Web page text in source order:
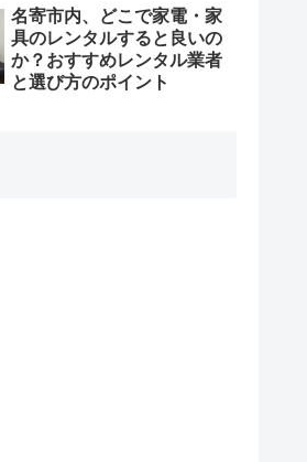
名寄市内、どこで家電・家
具のレンタルすると良いの
か？おすすめレンタル業者
と選び方のポイント